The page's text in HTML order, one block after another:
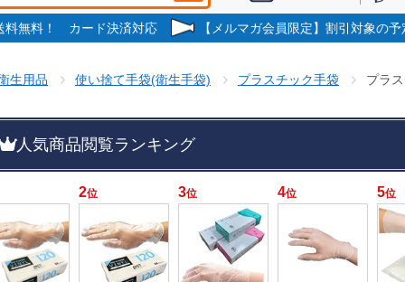
料無料！ カード決済対応 【メルマガ会員限定】割引対象の
生用品 使い捨て手袋(衛生手袋) プラスチック手袋 プラ
人気商品閲覧ランキング
2位 3位 4位 5位